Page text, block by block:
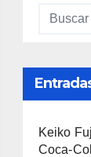
Keiko
Coca-